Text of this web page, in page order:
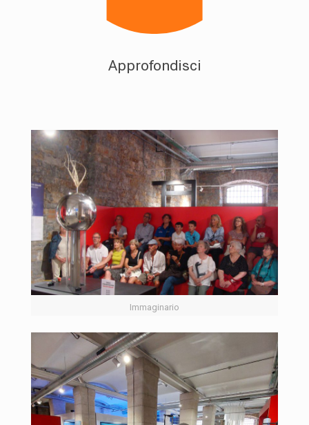
Approfondisci
Immaginario